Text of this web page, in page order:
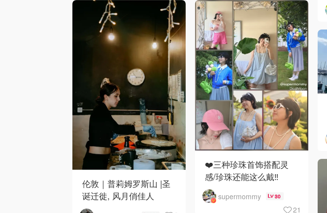
伦敦｜普莉姆罗斯山 |圣
诞迁徙, 风月俏佳人
❤️三种珍珠首饰搭配灵
感/珍珠还能这么戴‼️
supermommy 30
21